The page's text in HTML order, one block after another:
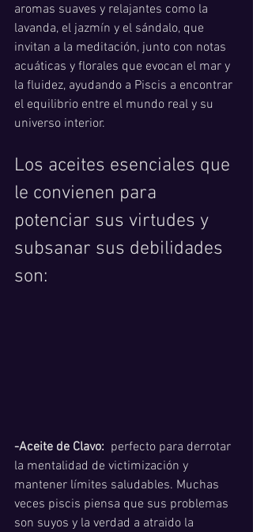
aromas suaves y relajantes como la
lavanda, el jazmín y el sándalo, que
invitan a la meditación, junto con notas
acuáticas y florales que evocan el mar y
la fluidez, ayudando a Piscis a encontrar
el equilibrio entre el mundo real y su
universo interior.
Los aceites esenciales que
le convienen para
potenciar sus virtudes y
subsanar sus debilidades
son:
-Aceite de Clavo: perfecto para derrotar
la mentalidad de victimización y
mantener límites saludables. Muchas
veces piscis piensa que sus problemas
son suyos y la verdad a atraido la